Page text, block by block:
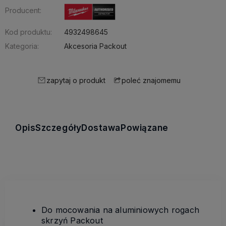
Producent:
Kod produktu:
4932498645
Kategoria:
Akcesoria Packout
zapytaj o produkt poleć znajomemu
OpisSzczegółyDostawaPowiązane
Do mocowania na aluminiowych rogach
skrzyń Packout